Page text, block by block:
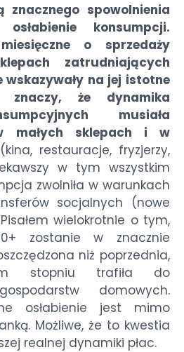
znacznego spowolnienia
konsumpcji.
o sprzedaży
zatrudniających
wskazywały na jej istotne
znaczy, że dynamika
musiała
małych sklepach i w
(kina, restauracje, fryzjerzy,
w tym wszystkim
zwolniła w warunkach
socjalnych (nowe
wielokrotnie o tym,
zostanie w znacznie
niż poprzednia,
stopniu trafiła do
domowych.
osłabienie jest mimo
Możliwe, że to kwestia
realnej dynamiki płac.